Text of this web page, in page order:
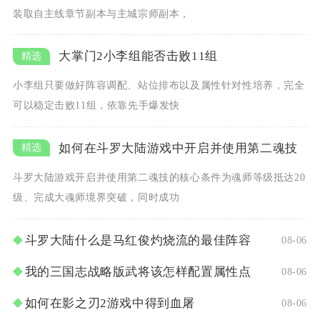
装取自主线章节副本与主城宗师副本，
大掌门2小李组能否击败11组
小李组只要做好阵容调配、站位排布以及属性针对性培养，完全
可以稳定击败11组，依靠先手爆发快
如何在斗罗大陆游戏中开启并使用第二魂技
斗罗大陆游戏开启并使用第二魂技的核心条件为魂师等级抵达20
级、完成大魂师境界突破，同时成功
斗罗大陆什么是马红俊灼烧流的最佳阵容 08-06
我的三国志战略版武将该怎样配置属性点 08-06
如何在影之刃2游戏中得到血屠 08-06